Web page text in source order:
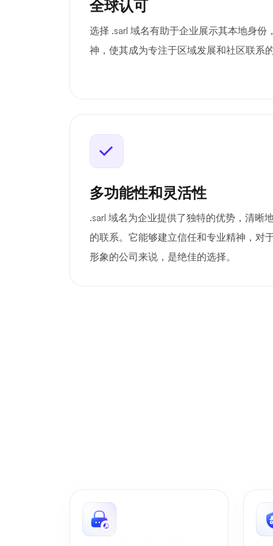
全球认可
选择 .sarl 域名有助于企业展示其本地身份
神，使其成为专注于区域发展和社区联系
多功能性和灵活性
.sarl 域名为企业提供了独特的优势，清晰
的联系。它能够建立信任和专业精神，对
形象的公司来说，是绝佳的选择。